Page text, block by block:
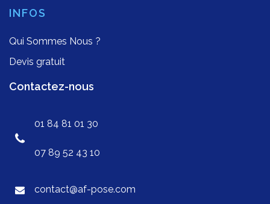
INFOS
Qui Sommes Nous ?
Devis gratuit
Contactez-nous
01 84 81 01 30
07 89 52 43 10
contact@af-pose.com